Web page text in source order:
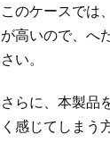
このケースでは
が高いので、へ
さい。
さらに、本製品
く感じてしまう